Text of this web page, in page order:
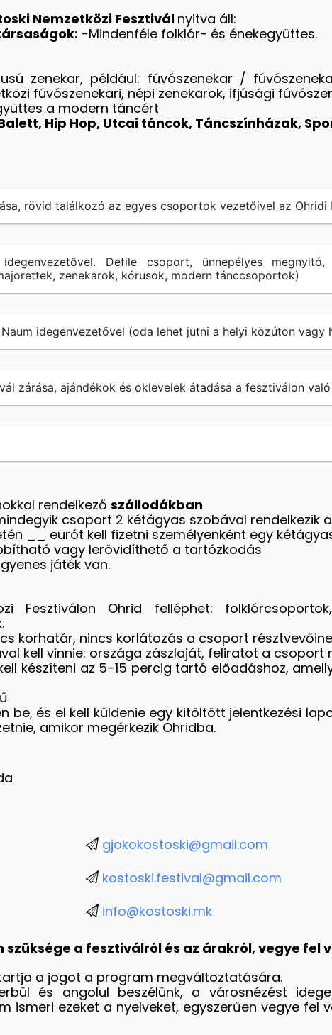
Nemzetközi Fesztivál nyitva áll:
-Mindenféle folklór- és énekegyüttes.
zenekar, például: fúvószenekar /
fúvószenekari, népi zenekarok, ifjúsági
a modern táncért
Hip Hop, Utcai táncok, Táncszínházak,
rövid találkozó az egyes csoportok vezetőivel az Ohridi
Defile csoport, ünnepélyes
zenekarok, kórusok, modern tánccsoportok)
idegenvezetővel (oda lehet jutni a helyi közúton vagy
zárása, ajándékok és oklevelek átadása a fesztiválon
rendelkező szállodákban
csoport 2 kétágyas szobával rendelkezik
__ eurót kell fizetni személyenként egy
vagy lerövidíthető a tartózkodás
játék van.
Fesztiválon Ohrid felléphet:
korhatár, nincs korlátozás a csoport
kell vinnie: országa zászlaját, feliratot a csoport
készíteni az 5–15 percig tartó előadáshoz,
be, és el kell küldenie egy kitöltött jelentkezési
amikor megérkezik Ohridba.
gjokokostoski@gmail.com
kostoski.festival@gmail.com
info@kostoski.mk
a fesztiválról és az árakról, vegye fel
a jogot a program megváltoztatására.
és angolul beszélünk, a városnézést
ismeri ezeket a nyelveket, egyszerűen vegye